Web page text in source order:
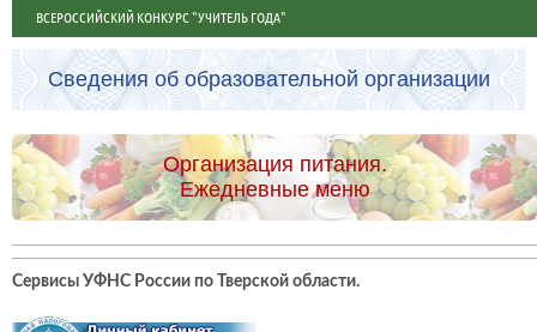
ВСЕРОССИЙСКИЙ КОНКУРС "УЧИТЕЛЬ ГОДА"
Сведения об образовательной организации
Организация питания.
Ежедневные меню
Сервисы УФНС России по Тверской области.